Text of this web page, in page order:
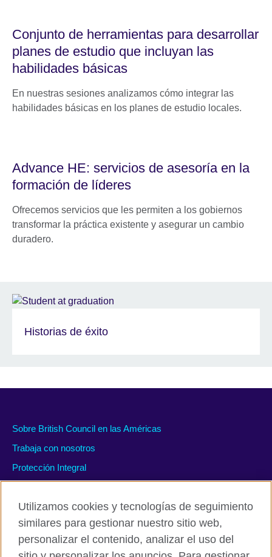
Conjunto de herramientas para desarrollar
planes de estudio que incluyan las
habilidades básicas
En nuestras sesiones analizamos cómo integrar las
habilidades básicas en los planes de estudio locales.
Advance HE: servicios de asesoría en la
formación de líderes
Ofrecemos servicios que les permiten a los gobiernos
transformar la práctica existente y asegurar un cambio
duradero.
Historias de éxito
Sobre British Council en las Américas
Trabaja con nosotros
Protección Integral
Políticas de privacidad y condiciones de uso
Utilizamos cookies y tecnologías de seguimiento
similares para gestionar nuestro sitio web,
personalizar el contenido, analizar el uso del